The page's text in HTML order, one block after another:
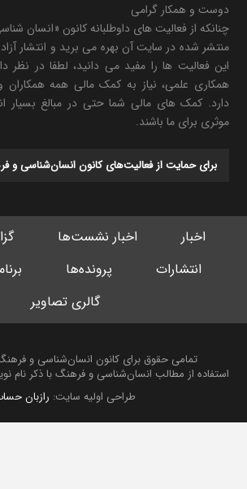
دوست و همکار گرامی
چنانکه از فعالیت های داوطلبانه کانون «انسان
منتشر شده در سایت آن بهره می برید و انتشار آزاد
این فعالیت ها را مفید می دانید، لطفا در نظر
همکاری علمی، نیاز به کمک مالی همه همکاران و
دارد. کمک های مالی شما حتی در مبالغ بسیار
موثری برای ما باشند.
برای حمایت از فعالیت‌های کانون انسان‌شناسی و
اخبار اخبار نشست‌ها
انتشارات
پرونده‌ها
گالری تصاویر
تمامی حقوق برای کانون انسان‌شناسی و
استفاده از مطالب انسان‌شناسی و فرهنگ با ذکر نام
طراحی اولیه سایت:رازبان حساب